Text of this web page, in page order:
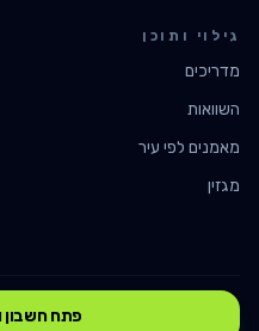
פתח חשבון
גילוי ותוכן
מדריכים
השוואות
מאמנים לפי עיר
מגזין